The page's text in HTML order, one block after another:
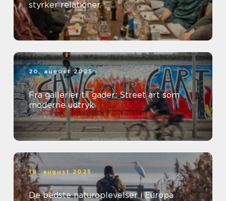
styrker relationer
20. august 2025
Fra gallerier til gader: Street art som
moderne udtryk
19. august 2025
De bedste naturoplevelser i Europa